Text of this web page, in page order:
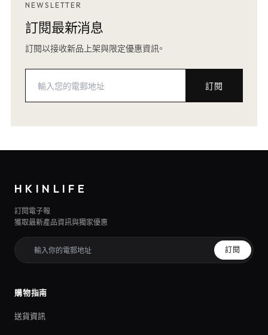
NEWSLETTER
訂閱最新消息
訂閱以接收新品上架與限定優惠資訊。
訂閱
HKINLIFE
訂閱電子報
獲取最新產品資訊與獨家優惠
訂閱
購物指南
送貨資訊